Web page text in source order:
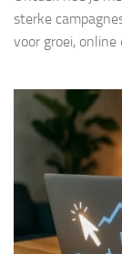
sterke
voor groei, online